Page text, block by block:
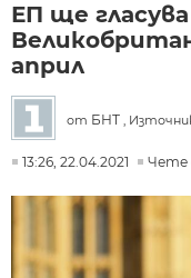
ЕП ще
април
от БНТ ,
13:26, 22.04.2021 Чете